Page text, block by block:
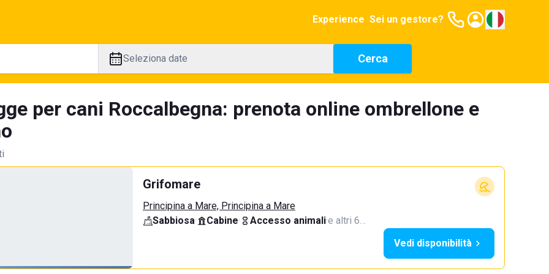
Experience Sei un gestore?
Seleziona date Cerca
per cani Roccalbegna: prenota online ombrellone e
Grifomare
Principina a Mare, Principina a Mare
Sabbiosa· Cabine· Accesso animali·e altri 6…
Vedi disponibilità